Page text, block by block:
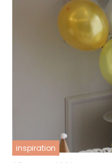
inspiration